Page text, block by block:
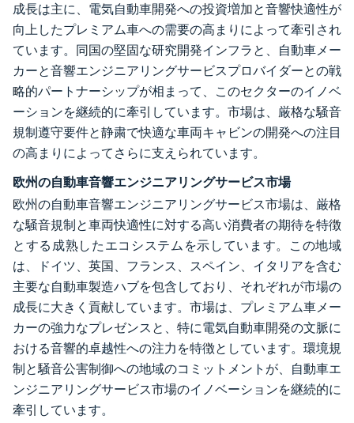
成長は主に、電気自動車開発への投資増加と音響快適性が
向上したプレミアム車への需要の高まりによって牽引され
ています。同国の堅固な研究開発インフラと、自動車メー
カーと音響エンジニアリングサービスプロバイダーとの戦
略的パートナーシップが相まって、このセクターのイノベ
ーションを継続的に牽引しています。市場は、厳格な騒音
規制遵守要件と静粛で快適な車両キャビンの開発への注目
の高まりによってさらに支えられています。
欧州の自動車音響エンジニアリングサービス市場
欧州の自動車音響エンジニアリングサービス市場は、厳格
な騒音規制と車両快適性に対する高い消費者の期待を特徴
とする成熟したエコシステムを示しています。この地域
は、ドイツ、英国、フランス、スペイン、イタリアを含む
主要な自動車製造ハブを包含しており、それぞれが市場の
成長に大きく貢献しています。市場は、プレミアム車メー
カーの強力なプレゼンスと、特に電気自動車開発の文脈に
おける音響的卓越性への注力を特徴としています。環境規
制と騒音公害制御への地域のコミットメントが、自動車エ
ンジニアリングサービス市場のイノベーションを継続的に
牽引しています。